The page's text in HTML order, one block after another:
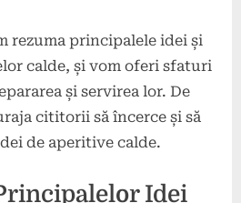
rezuma principalele idei și
calde, și vom oferi sfaturi
și servirea lor. De
cititorii să încerce și să
de aperitive calde.
Idei